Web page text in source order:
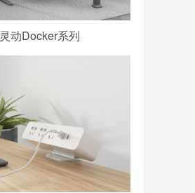
灵动Docker系列